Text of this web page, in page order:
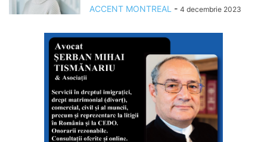
ACCENT MONTREAL - 4 decembrie 2023